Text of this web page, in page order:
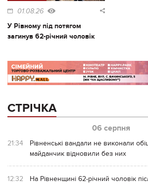
01.08.26
У Рівному під потягом
загинув 62-річний чоловік
СТРІЧКА
06 серпня
21:34
Рівненські вандали не виконали
майданчик відновили без них
12:32
На Рівненщині 62-річний чоловік